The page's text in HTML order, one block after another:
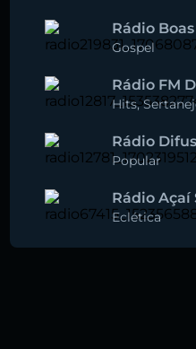
Rádio
Gospel
Rádio FM
Hits,
Rádio
Popular
Rádio Açaí
Eclética